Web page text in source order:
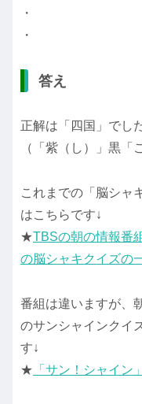
・
・
答え
正解は「四国」でし
（「紫（し）」黒「
これまでの「脳シャ
はこちらです↓
★TBSの朝の情報番
の脳シャキクイズの
番組は違いますが、
のサンシャインクイ
す↓
★ 「サン！シャイン